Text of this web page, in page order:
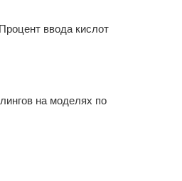
ввода кислот
на моделях по